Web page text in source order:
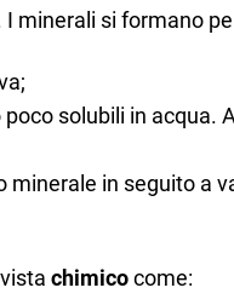
minerali si formano
solubili in acqua.
minerale in seguito a
chimicocome: